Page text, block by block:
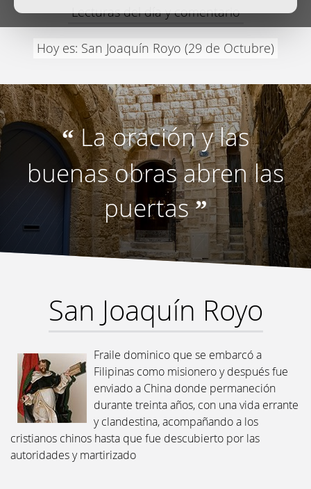
Lecturas del día y comentario
Hoy es: San Joaquín Royo (29 de Octubre)
“La oración y las
buenas obras abren las
puertas”
San Joaquín Royo
Fraile dominico que se embarcó a
Filipinas como misionero y después fue
enviado a China donde permaneción
durante treinta años, con una vida errante
y clandestina, acompañando a los
cristianos chinos hasta que fue descubierto por las
autoridades y martirizado